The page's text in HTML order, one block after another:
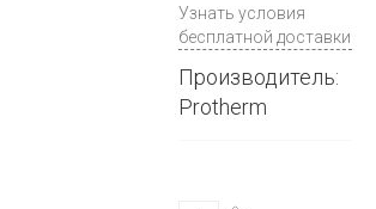
Узнать условия
бесплатной доставки
Производитель:
Protherm